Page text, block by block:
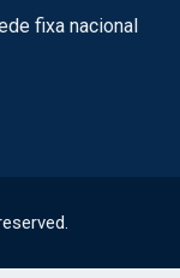
fixa nacional